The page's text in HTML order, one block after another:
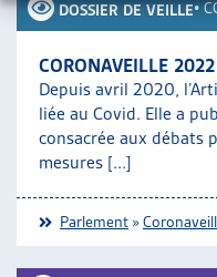
DOSSIER DE VEILLE•
CORONAVEILLE 2022
Depuis avril 2020,
liée au Covid. Elle a
consacrée aux débats
mesures [...]
Parlement »